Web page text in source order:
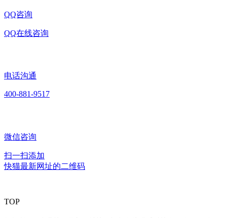
QQ咨询
QQ在线咨询
电话沟通
400-881-9517
微信咨询
扫一扫添加
快猫最新网址的二维码
TOP